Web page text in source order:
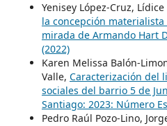
Yenisey López-Cruz,
la concepción
mirada de Armando Hart
(2022)
Karen Melissa Balón-
Valle, Caracterización del
sociales del barrio 5 de
Santiago: 2023: Número
Pedro Raúl Pozo-Lino,